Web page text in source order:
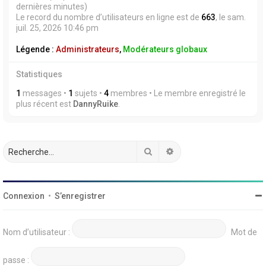
dernières minutes)
Le record du nombre d’utilisateurs en ligne est de 663, le sam.
juil. 25, 2026 10:46 pm
Légende : Administrateurs, Modérateurs globaux
Statistiques
1 messages • 1 sujets • 4 membres • Le membre enregistré le
plus récent est DannyRuike
Rechercher
Connexion • S’enregistrer
Nom d’utilisateur : Mot de
passe :